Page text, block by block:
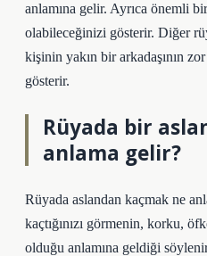
anlamına gelir. Ayrıca önemli
olabileceğinizi gösterir. Diğer
kişinin yakın bir arkadaşının
gösterir.
Rüyada bir
anlama gelir?
Rüyada aslandan kaçmak ne
kaçtığınızı görmenin, korku,
olduğu anlamına geldiği